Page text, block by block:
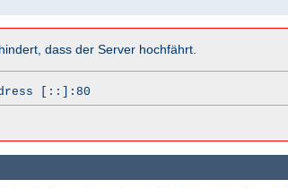
dass der Server hochfährt.
[::]:80